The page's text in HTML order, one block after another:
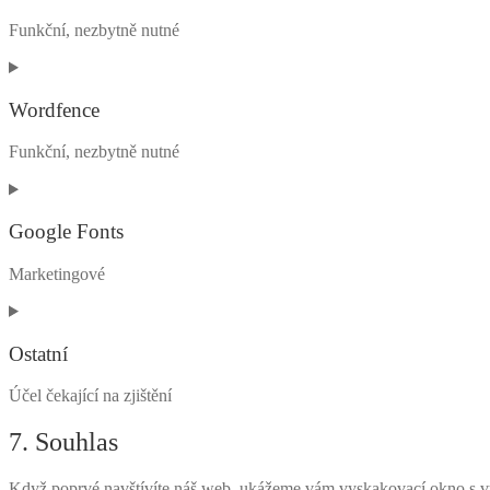
Funkční, nezbytně nutné
Consent
service
Wordfence
Funkční, nezbytně nutné
Consent
service
wordfence
Google Fonts
Marketingové
Consent
service
fonts
Ostatní
Účel čekající na zjištění
Consent
to
7. Souhlas